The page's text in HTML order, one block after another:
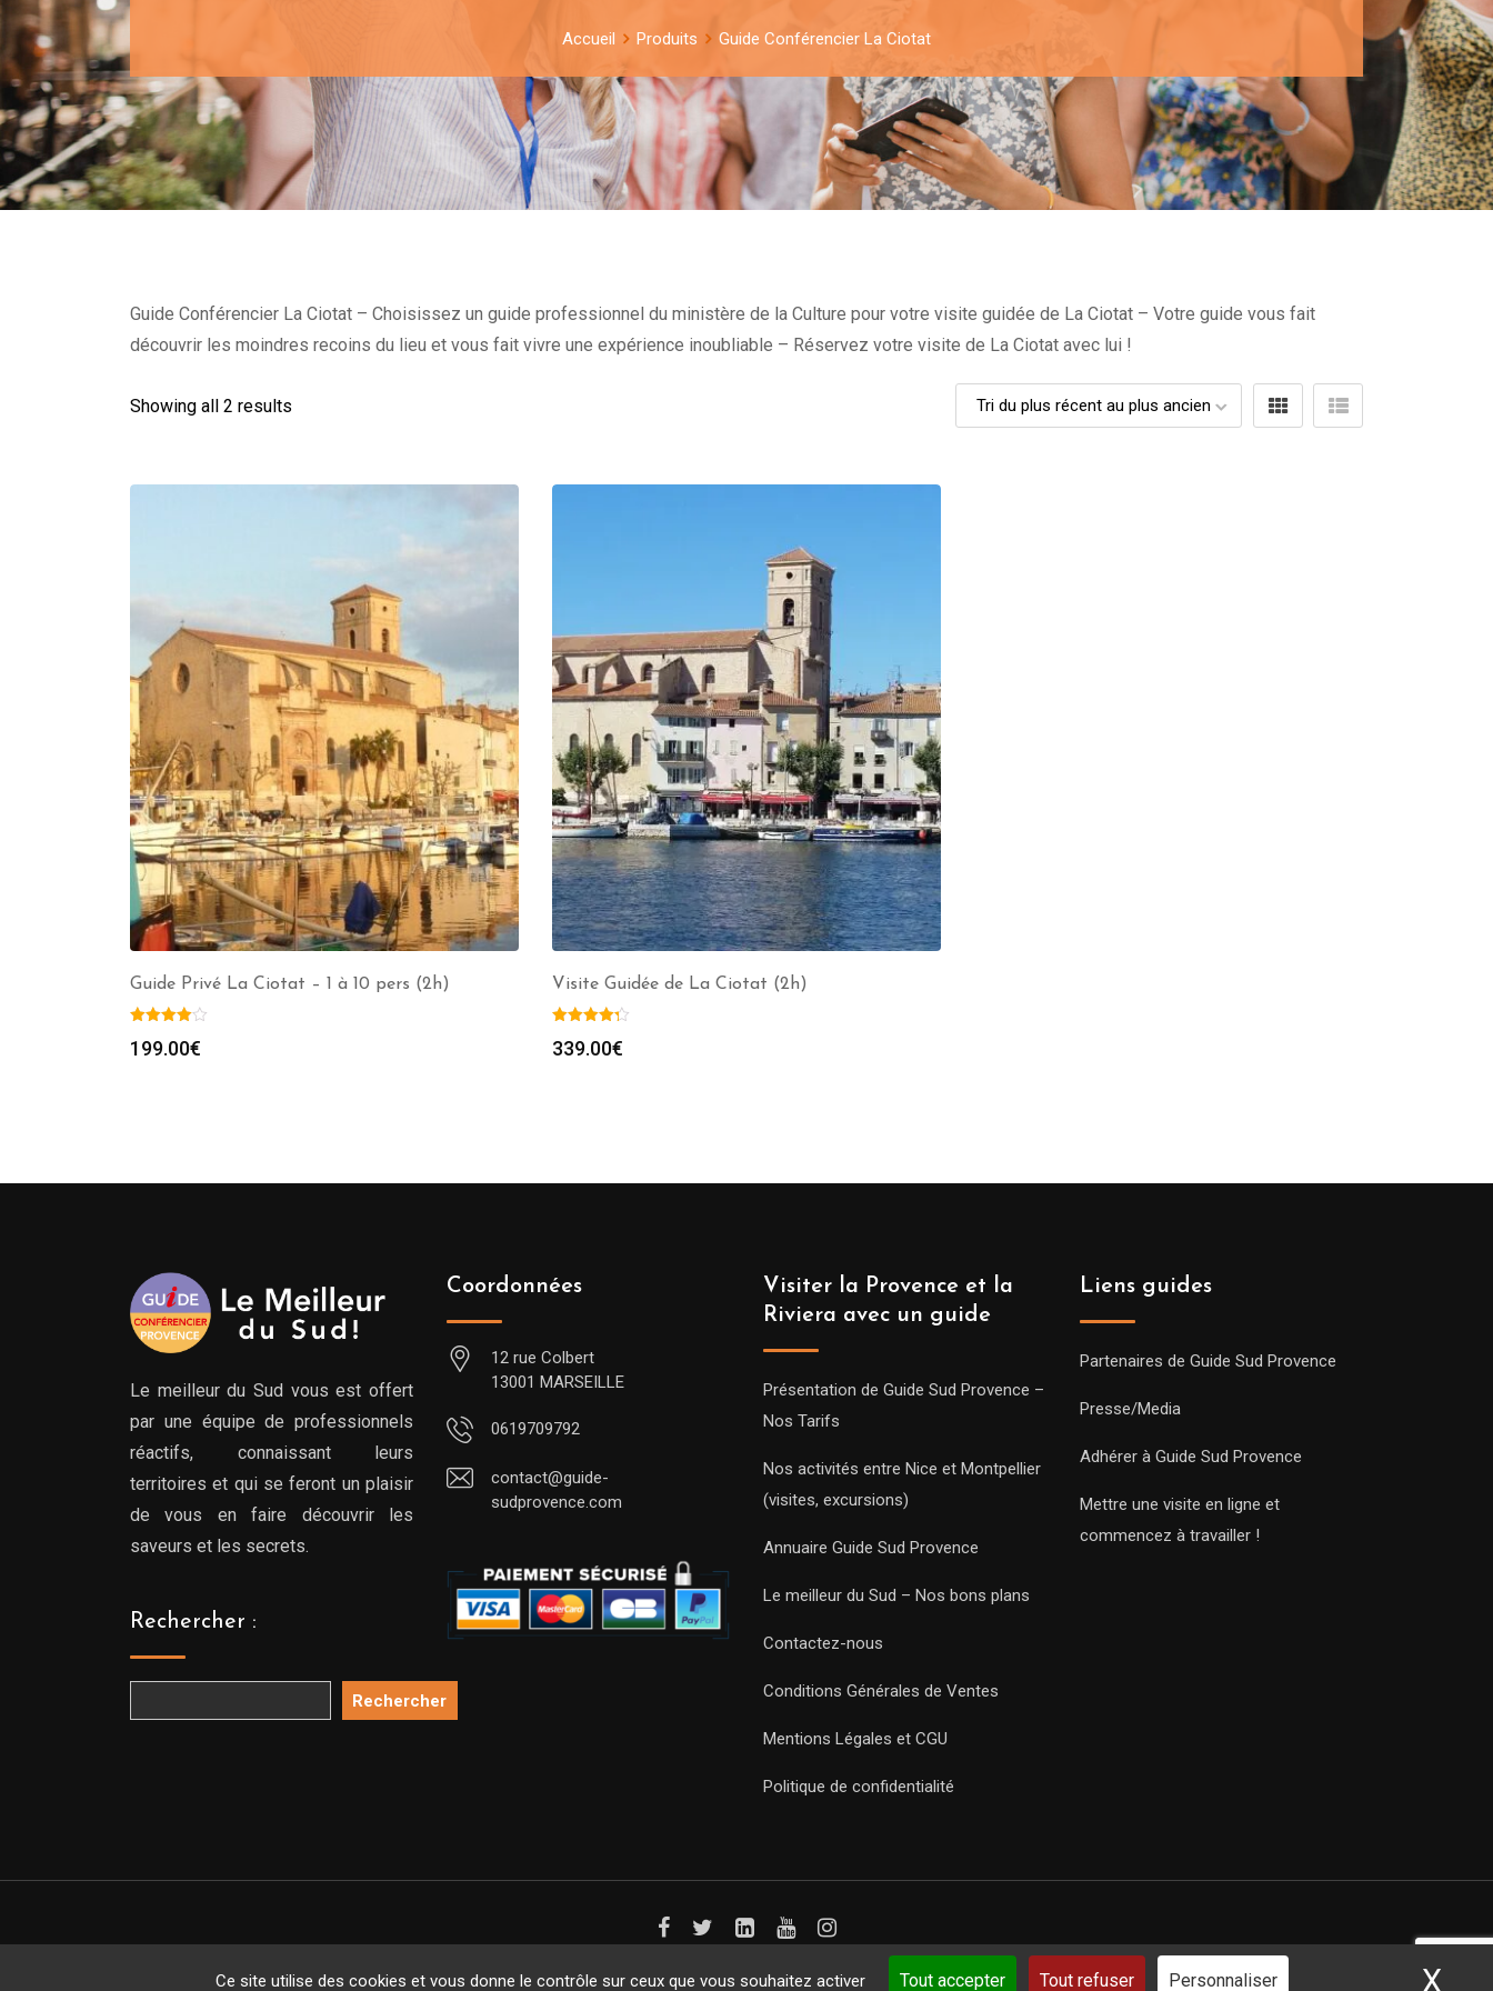
Ce site utilise des cookies et vous donne le contrôle sur ceux que vous souhaitez activer Tout accepter Tout refuser Personnaliser X
Accueil Produits Guide Conférencier La Ciotat
Guide Conférencier La Ciotat – Choisissez un guide professionnel du ministère de la Culture pour votre visite guidée de La Ciotat – Votre guide vous fait
découvrir les moindres recoins du lieu et vous fait vivre une expérience inoubliable – Réservez votre visite de La Ciotat avec lui !
Showing all 2 results
Guide Privé La Ciotat – 1 à 10 pers (2h)
199.00€
Visite Guidée de La Ciotat (2h)
339.00€
Le meilleur du Sud vous est offert
par une équipe de professionnels
réactifs, connaissant leurs
territoires et qui se feront un plaisir
de vous en faire découvrir les
saveurs et les secrets.
Rechercher :
Rechercher
Coordonnées
12 rue Colbert
13001 MARSEILLE
0619709792
contact@guide-
sudprovence.com
Visiter la Provence et la
Riviera avec un guide
Présentation de Guide Sud Provence –
Nos Tarifs
Nos activités entre Nice et Montpellier
(visites, excursions)
Annuaire Guide Sud Provence
Le meilleur du Sud – Nos bons plans
Contactez-nous
Conditions Générales de Ventes
Mentions Légales et CGU
Politique de confidentialité
Liens guides
Partenaires de Guide Sud Provence
Presse/Media
Adhérer à Guide Sud Provence
Mettre une visite en ligne et
commencez à travailler !
Copyright Guides 2021. Tous droits réservés.Développement web sur mesurepar iSoluce